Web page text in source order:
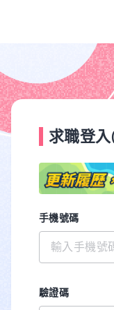
求職登入
手機號碼
驗證碼